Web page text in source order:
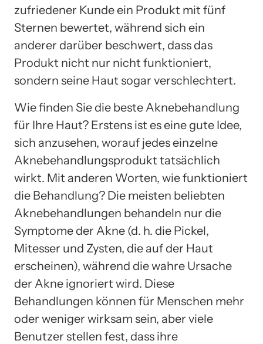
zufriedener Kunde ein Produkt mit fünf
Sternen bewertet, während sich ein
anderer darüber beschwert, dass das
Produkt nicht nur nicht funktioniert,
sondern seine Haut sogar verschlechtert.
Wie finden Sie die beste Aknebehandlung
für Ihre Haut? Erstens ist es eine gute Idee,
sich anzusehen, worauf jedes einzelne
Aknebehandlungsprodukt tatsächlich
wirkt. Mit anderen Worten, wie funktioniert
die Behandlung? Die meisten beliebten
Aknebehandlungen behandeln nur die
Symptome der Akne (d. h. die Pickel,
Mitesser und Zysten, die auf der Haut
erscheinen), während die wahre Ursache
der Akne ignoriert wird. Diese
Behandlungen können für Menschen mehr
oder weniger wirksam sein, aber viele
Benutzer stellen fest, dass ihre